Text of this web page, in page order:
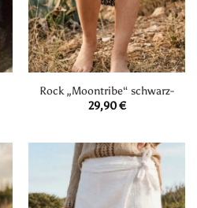
Rock „Moontribe“ schwarz-
29,90€